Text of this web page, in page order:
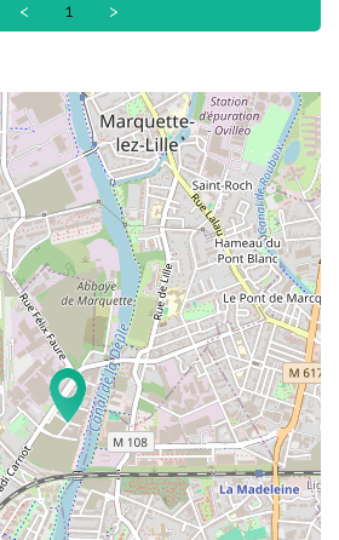
< 1 >